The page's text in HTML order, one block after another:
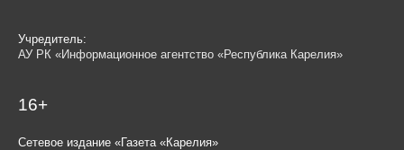
Учредитель:
АУ РК «Информационное агентство «Республика Карелия»
16+
Сетевое издание «Газета «Карелия»